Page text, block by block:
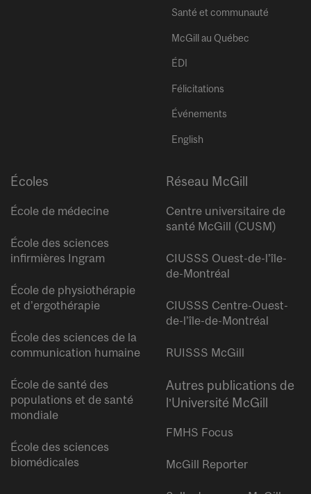
Santé et communauté
McGill au Québec
ÉDI
Félicitations
Événements
English
Écoles
École de médecine
École des sciences
infirmières Ingram
École de physiothérapie
et d’ergothérapie
École des sciences de la
communication humaine
École de santé des
populations et de santé
mondiale
École des sciences
biomédicales
Réseau McGill
Centre universitaire de
santé McGill (CUSM)
CIUSSS Ouest-de-l’île-
de-Montréal
CIUSSS Centre-Ouest-
de-l’île-de-Montréal
RUISSS McGill
Autres publications de
l’Université McGill
FMHS Focus
McGill Reporter